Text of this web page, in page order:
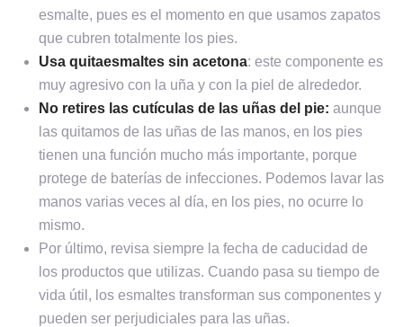
esmalte, pues es el momento en que usamos zapatos
que cubren totalmente los pies.
Usa quitaesmaltes sin acetona: este componente es
muy agresivo con la uña y con la piel de alrededor.
No retires las cutículas de las uñas del pie:aunque
las quitamos de las uñas de las manos, en los pies
tienen una función mucho más importante, porque
protege de baterías de infecciones. Podemos lavar las
manos varias veces al día, en los pies, no ocurre lo
mismo.
Por último, revisa siempre la fecha de caducidad de
los productos que utilizas. Cuando pasa su tiempo de
vida útil, los esmaltes transforman sus componentes y
pueden ser perjudiciales para las uñas.